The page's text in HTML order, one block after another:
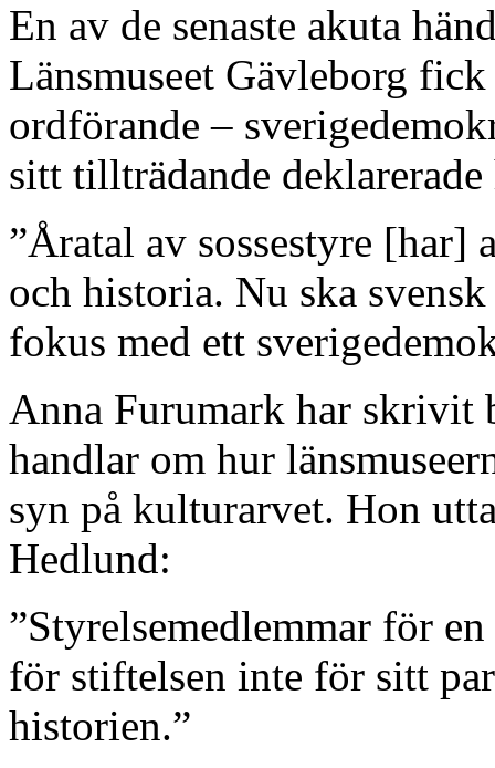
En av de senaste akuta
Länsmuseet Gävleborg
ordförande –
sitt tillträdande
”Åratal av sossestyre [har]
och historia. Nu ska
fokus med ett
Anna Furumark har skrivit
handlar om hur
syn på kulturarvet. Hon
Hedlund:
”Styrelsemedlemmar för
för stiftelsen inte för sitt
historien.”